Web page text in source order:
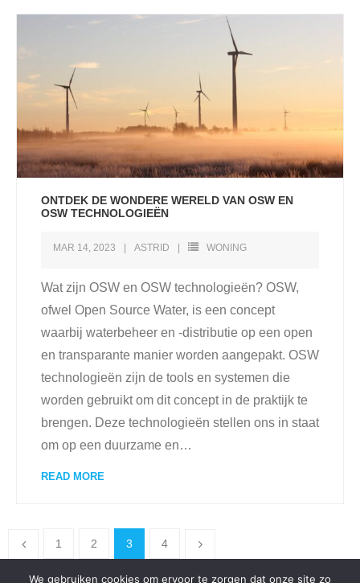
ONTDEK DE WONDERE WERELD VAN OSW EN
OSW TECHNOLOGIEËN
MAR 14, 2023 ASTRID WONING
Wat zijn OSW en OSW technologieën? OSW,
ofwel Open Source Water, is een concept
waarbij waterbeheer en -distributie op een open
en transparante manier worden aangepakt. OSW
technologieën zijn de tools en systemen die
worden gebruikt om dit concept in de praktijk te
brengen. Deze technologieën stellen ons in staat
om op een duurzame en…
READ MORE
1 2 3 4
We gebruiken cookies om ervoor te zorgen dat onze site zo